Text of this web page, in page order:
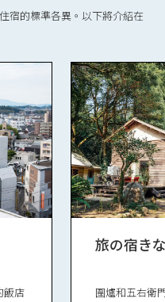
宿的標準各異。以下將介紹在
飯店
旅の宿き
圍爐和五右衛